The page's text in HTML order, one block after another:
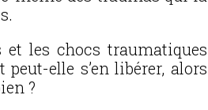
et les chocs traumatiques
elle s’en libérer, alors
?